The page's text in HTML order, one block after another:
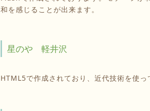
和を感じることが出来ます。
星のや 軽井沢
HTML5で作成されており、近代技術を使っ